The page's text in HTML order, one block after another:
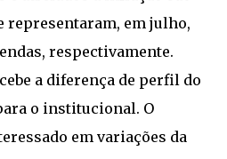
representaram, em julho,
respectivamente.
a diferença de perfil do
o institucional. O
em variações da